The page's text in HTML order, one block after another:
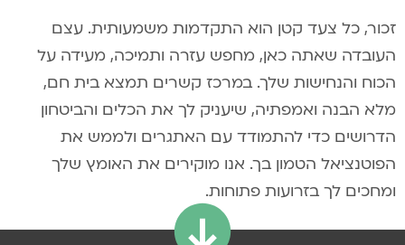
זכור, כל צעד קטן הוא התקדמות משמעותית. עצם
העובדה שאתה כאן, מחפש עזרה ותמיכה, מעידה על
הכוח והנחישות שלך. במרכז קשרים תמצא בית חם,
מלא הבנה ואמפתיה, שיעניק לך את הכלים והביטחון
הדרושים כדי להתמודד עם האתגרים ולממש את
הפוטנציאל הטמון בך. אנו מוקירים את האומץ שלך
ומחכים לך בזרועות פתוחות.